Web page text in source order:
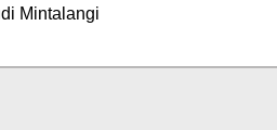
Mintalangi